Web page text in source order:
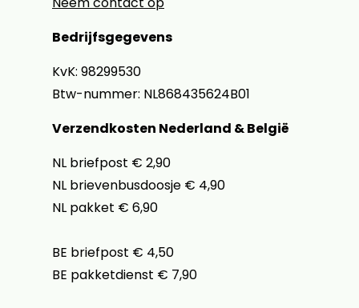
Bedrijfsgegevens
KvK: 98299530
Btw-nummer: NL868435624B01
Verzendkosten Nederland & België
NL briefpost € 2,90
NL brievenbusdoosje € 4,90
NL pakket € 6,90
BE briefpost € 4,50
BE pakketdienst € 7,90